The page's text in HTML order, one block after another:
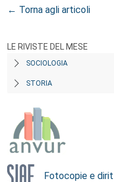
← Torna agli articoli
LE RIVISTE DEL MESE
SOCIOLOGIA
STORIA
Fotocopie e